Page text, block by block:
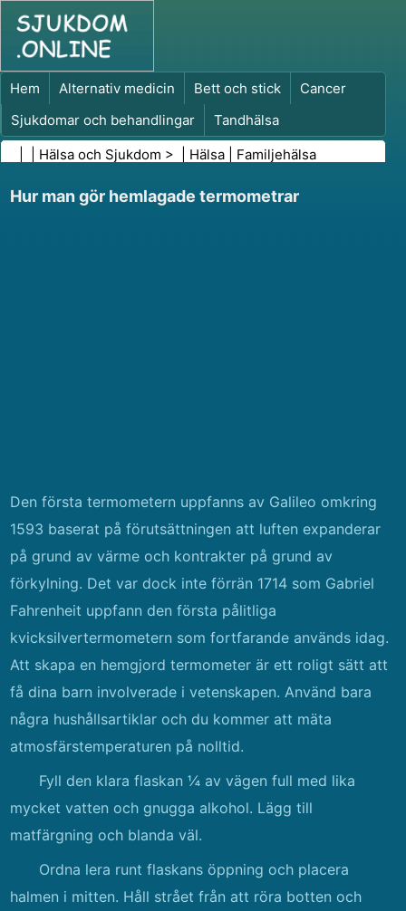
Hem Alternativ medicin Bett och stick
Cancer
Sjukdomar och behandlingar
Tandhälsa
Kost och näring
Familjehälsa
Hälsa och Sjukdom > | Hälsa Familjehälsa
Hur man gör hemlagade termometrar
Den första termometern uppfanns av Galileo omkring
1593 baserat på förutsättningen att luften expanderar
på grund av värme och kontrakter på grund av
förkylning. Det var dock inte förrän 1714 som Gabriel
Fahrenheit uppfann den första pålitliga
kvicksilvertermometern som fortfarande används idag.
Att skapa en hemgjord termometer är ett roligt sätt att
få dina barn involverade i vetenskapen. Använd bara
några hushållsartiklar och du kommer att mäta
atmosfärstemperaturen på nolltid.
Fyll den klara flaskan ¼ av vägen full med lika
mycket vatten och gnugga alkohol. Lägg till
matfärgning och blanda väl.
Ordna lera runt flaskans öppning och placera
halmen i mitten. Håll strået från att röra botten och